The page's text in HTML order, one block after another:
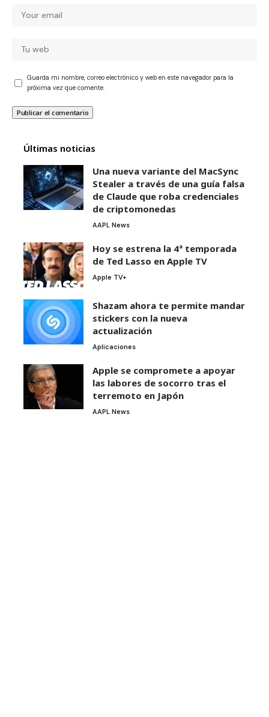
Guarda mi nombre, correo electrónico y web en este navegador para la
próxima vez que comente.
Últimas noticias
Una nueva variante del MacSync
Stealer a través de una guía falsa
de Claude que roba credenciales
de criptomonedas
AAPL News
Hoy se estrena la 4ª temporada
de Ted Lasso en Apple TV
Apple TV+
Shazam ahora te permite mandar
stickers con la nueva
actualización
Aplicaciones
Apple se compromete a apoyar
las labores de socorro tras el
terremoto en Japón
AAPL News